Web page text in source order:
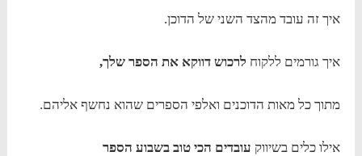
איך זה עובד מהצד השני של הדוכן.
איך גורמים ללקוח לרכוש דווקא את הספר שלך,
מתוך כל מאות הדוכנים ואלפי הספרים שהוא נחשף אליהם.
אילו כלים בשיווק עובדים הכי טוב בשבוע הספר